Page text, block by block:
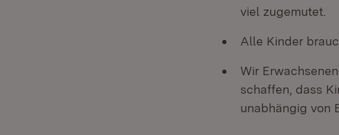
viel zugemutet.
Alle Kinder
Wir
schaffen, dass
unabhängig von